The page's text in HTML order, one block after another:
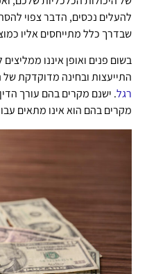
להעלים נכסים, הדבר צפוי
שבדרך כלל מתייחסים אליו
בשום פנים ואופן איננו
התייעצות ובחינה מדוקדקת
רגל. ישנם מקרים בהם עורך
מקרים בהם הוא אינו מתאים